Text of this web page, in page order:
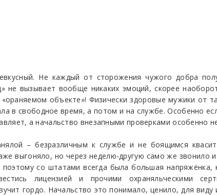
Не каждый от сторожения чужого добра
не вызывает вообще никаких эмоций, скорее
объекте»! Физически здоровые мужики от
в свободное время, а потом и на службе. Особенно
а начальство внезапными проверками особенно
– безразличным к службе и не боящимся
выгоняло, но через неделю-другую само же звонило
со штатами всегда была большая напряжёнка,
лицензией и прочими охраняльческими
гордо. Начальство это понимало, ценило, для виду